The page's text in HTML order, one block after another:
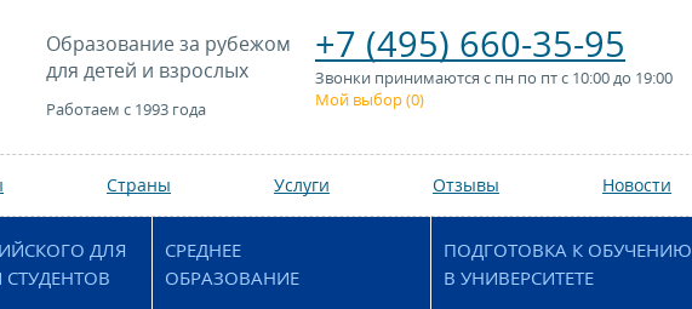
Образование за рубежом
для детей и взрослых
Работаем с 1993 года
+7 (495) 660-35-95
Звонки принимаются с пн по пт с 10:00 до 19:00
Мой выбор (0)
Страны Услуги Отзывы Новости
ДЛЯ
СРЕДНЕЕ
ОБРАЗОВАНИЕ
ПОДГОТОВКА К ОБУЧЕНИЮ
В УНИВЕРСИТЕТЕ